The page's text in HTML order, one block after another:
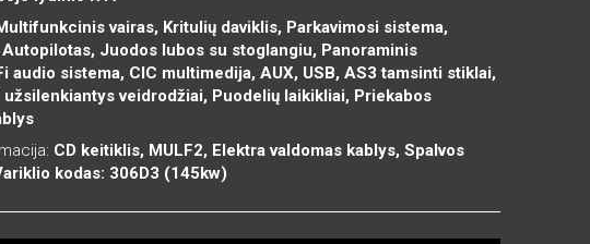
vairas, Kritulių daviklis, Parkavimosi sistema,
Juodos lubos su stoglangiu, Panoraminis
audio sistema, CIC multimedija, AUX, USB, AS3 tamsinti stiklai,
veidrodžiai, Puodelių laikikliai, Priekabos
CD keitiklis, MULF2, Elektra valdomas kablys, Spalvos
kodas: 306D3 (145kw)